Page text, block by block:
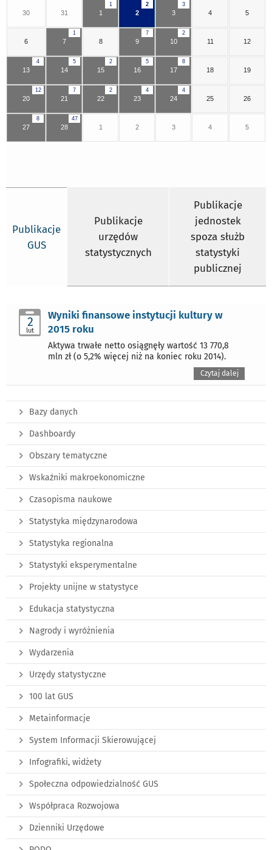
30 31
1
1
2
2
3
3 4 5
6
1
7 8
7
9
2
10 11 12
4
13
5
14
2
15
5
16
8
17 18 19
12
20
7
21
2
22
4
23
4
24 25 26
8
27
47
28 1 2 3 4 5
Publikacje
GUS
Publikacje
urzędów
statystycznych
Publikacje
jednostek
spoza służb
statystyki
publicznej
2
lut
Wyniki finansowe instytucji kultury w
2015 roku
Aktywa trwałe netto osiągnęły wartość 13 770,8
mln zł (o 5,2% więcej niż na koniec roku 2014).
Czytaj dalej
Bazy danych
Dashboardy
Obszary tematyczne
Wskaźniki makroekonomiczne
Czasopisma naukowe
Statystyka międzynarodowa
Statystyka regionalna
Statystyki eksperymentalne
Projekty unijne w statystyce
Edukacja statystyczna
Nagrody i wyróżnienia
Wydarzenia
Urzędy statystyczne
100 lat GUS
Metainformacje
System Informacji Skierowującej
Infografiki, widżety
Społeczna odpowiedzialność GUS
Współpraca Rozwojowa
Dzienniki Urzędowe